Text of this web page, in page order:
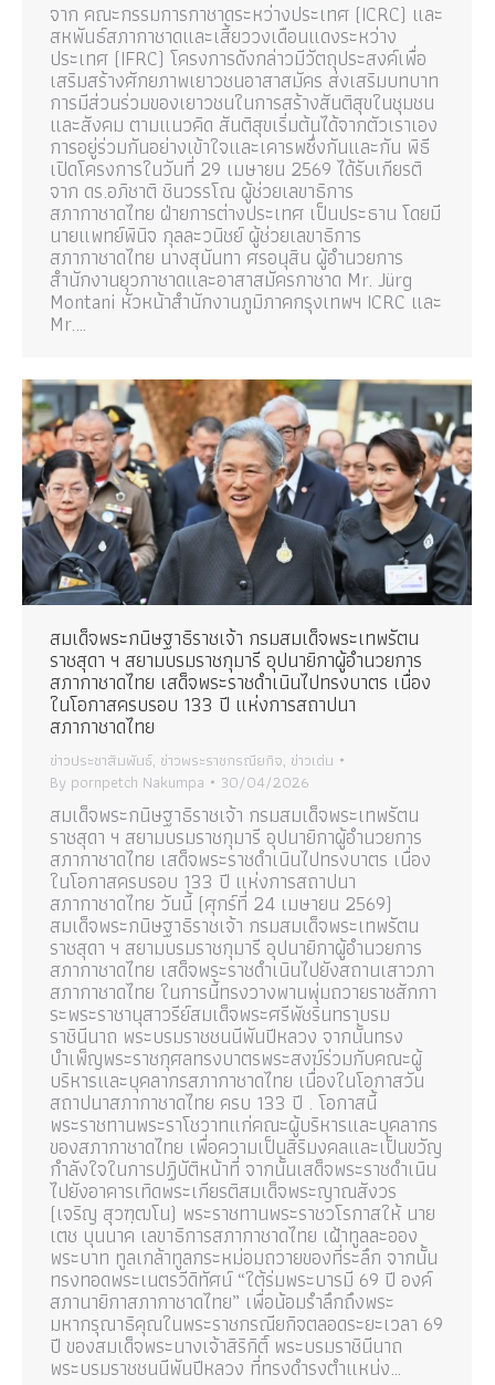
จาก คณะกรรมการกาชาดระหว่างประเทศ (ICRC) และ
สหพันธ์สภากาชาดและเสี้ยววงเดือนแดงระหว่าง
ประเทศ (IFRC) โครงการดังกล่าวมีวัตถุประสงค์เพื่อ
เสริมสร้างศักยภาพเยาวชนอาสาสมัคร ส่งเสริมบทบาท
การมีส่วนร่วมของเยาวชนในการสร้างสันติสุขในชุมชน
และสังคม ตามแนวคิด สันติสุขเริ่มต้นได้จากตัวเราเอง
การอยู่ร่วมกันอย่างเข้าใจและเคารพซึ่งกันและกัน พิธี
เปิดโครงการในวันที่ 29 เมษายน 2569 ได้รับเกียรติ
จาก ดร.อภิชาติ ชินวรรโณ ผู้ช่วยเลขาธิการ
สภากาชาดไทย ฝ่ายการต่างประเทศ เป็นประธาน โดยมี
นายแพทย์พินิจ กุลละวนิชย์ ผู้ช่วยเลขาธิการ
สภากาชาดไทย นางสุนันทา ศรอนุสิน ผู้อำนวยการ
สำนักงานยุวกาชาดและอาสาสมัครกาชาด Mr. Jürg
Montani หัวหน้าสำนักงานภูมิภาคกรุงเทพฯ ICRC และ
Mr.…
สมเด็จพระกนิษฐาธิราชเจ้า กรมสมเด็จพระเทพรัตน
ราชสุดา ฯ สยามบรมราชกุมารี อุปนายิกาผู้อำนวยการ
สภากาชาดไทย เสด็จพระราชดำเนินไปทรงบาตร เนื่อง
ในโอกาสครบรอบ 133 ปี แห่งการสถาปนา
สภากาชาดไทย
ข่าวประชาสัมพันธ์, ข่าวพระราชกรณียกิจ, ข่าวเด่น
By pornpetch Nakumpa 30/04/2026
สมเด็จพระกนิษฐาธิราชเจ้า กรมสมเด็จพระเทพรัตน
ราชสุดา ฯ สยามบรมราชกุมารี อุปนายิกาผู้อำนวยการ
สภากาชาดไทย เสด็จพระราชดำเนินไปทรงบาตร เนื่อง
ในโอกาสครบรอบ 133 ปี แห่งการสถาปนา
สภากาชาดไทย วันนี้ (ศุกร์ที่ 24 เมษายน 2569)
สมเด็จพระกนิษฐาธิราชเจ้า กรมสมเด็จพระเทพรัตน
ราชสุดา ฯ สยามบรมราชกุมารี อุปนายิกาผู้อำนวยการ
สภากาชาดไทย เสด็จพระราชดำเนินไปยังสถานเสาวภา
สภากาชาดไทย ในการนี้ทรงวางพานพุ่มถวายราชสักกา
ระพระราชานุสาวรีย์สมเด็จพระศรีพัชรินทราบรม
ราชินีนาถ พระบรมราชชนนีพันปีหลวง จากนั้นทรง
บำเพ็ญพระราชกุศลทรงบาตรพระสงฆ์ร่วมกับคณะผู้
บริหารและบุคลากรสภากาชาดไทย เนื่องในโอกาสวัน
สถาปนาสภากาชาดไทย ครบ 133 ปี . โอกาสนี้
พระราชทานพระราโชวาทแก่คณะผู้บริหารและบุคลากร
ของสภากาชาดไทย เพื่อความเป็นสิริมงคลและเป็นขวัญ
กำลังใจในการปฏิบัติหน้าที่ จากนั้นเสด็จพระราชดำเนิน
ไปยังอาคารเทิดพระเกียรติสมเด็จพระญาณสังวร
(เจริญ สุวฑฺฒโน) พระราชทานพระราชวโรกาสให้ นาย
เตช บุนนาค เลขาธิการสภากาชาดไทย เฝ้าทูลละออง
พระบาท ทูลเกล้าทูลกระหม่อมถวายของที่ระลึก จากนั้น
ทรงทอดพระเนตรวีดิทัศน์ “ใต้ร่มพระบารมี 69 ปี องค์
สภานายิกาสภากาชาดไทย” เพื่อน้อมรำลึกถึงพระ
มหากรุณาธิคุณในพระราชกรณียกิจตลอดระยะเวลา 69
ปี ของสมเด็จพระนางเจ้าสิริกิติ์ พระบรมราชินีนาถ
พระบรมราชชนนีพันปีหลวง ที่ทรงดำรงตำแหน่ง…